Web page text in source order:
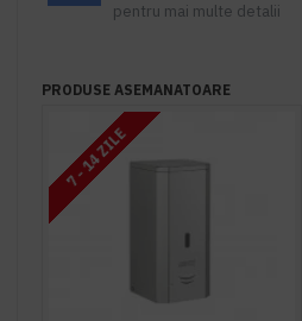
pentru mai multe detalii
PRODUSE ASEMANATOARE
7 - 14 ZILE